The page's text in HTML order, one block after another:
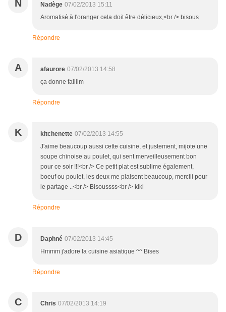
N Nadège 07/02/2013 15:11
Aromatisé à l'oranger cela doit être délicieux,<br /> bisous
Répondre
A afaurore 07/02/2013 14:58
ça donne faiiiim
Répondre
K kitchenette 07/02/2013 14:55
J'aime beaucoup aussi cette cuisine, et justement, mijote une
soupe chinoise au poulet, qui sent merveilleusement bon
pour ce soir !!!<br /> Ce petit plat est sublime également,
boeuf ou poulet, les deux me plaisent beaucoup, merciii pour
le partage ..<br /> Bisoussss<br /> kiki
Répondre
D Daphné 07/02/2013 14:45
Hmmm j'adore la cuisine asiatique ^^ Bises
Répondre
C Chris 07/02/2013 14:19